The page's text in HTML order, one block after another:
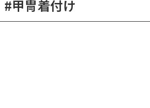
#甲冑着付け